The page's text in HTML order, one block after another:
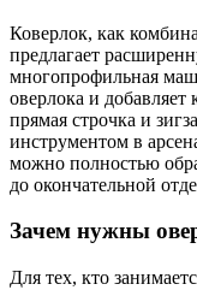
Коверлок, как
предлагает
многопрофильная
оверлока и
прямая строчка и
инструментом в
можно полностью
до окончательной
Зачем нужны
Для тех, кто